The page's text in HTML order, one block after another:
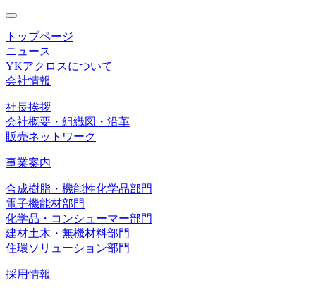
toggle
navigation
トップページ
ニュース
YKアクロスについて
会社情報
社長挨拶
会社概要・組織図・沿革
販売ネットワーク
事業案内
合成樹脂・機能性化学品部門
電子機能材部門
化学品・コンシューマー部門
建材土木・無機材料部門
住環ソリューション部門
採用情報